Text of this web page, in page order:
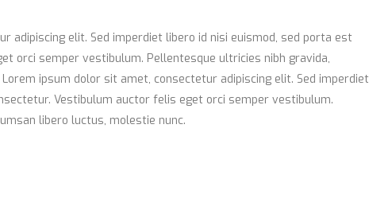
adipiscing elit. Sed imperdiet libero id nisi euismod, sed porta est
orci semper vestibulum. Pellentesque ultricies nibh gravida,
ipsum dolor sit amet, consectetur adipiscing elit. Sed imperdiet
Vestibulum auctor felis eget orci semper vestibulum.
libero luctus, molestie nunc.